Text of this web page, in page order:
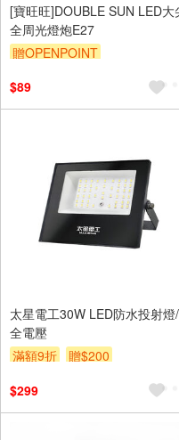
[寶旺旺]DOUBLE SUN LED大
全周光燈炮E27
贈OPENPOINT
$89
太星電工30W LED防水投射燈/
全電壓
滿額9折
贈$200
$299